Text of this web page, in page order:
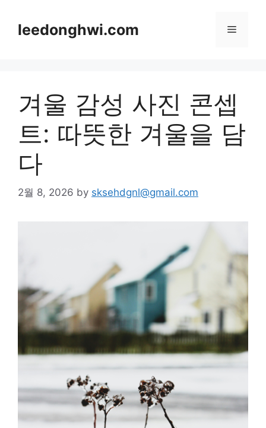
contentleedonghwi.com Menu
겨울 감성 사진 콘셉
트: 따뜻한 겨울을 담
다
2월 8, 2026 by sksehdgnl@gmail.com